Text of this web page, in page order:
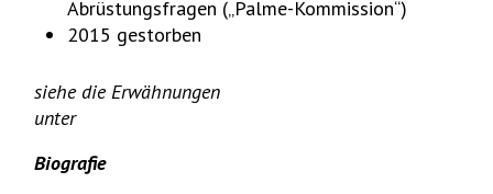
Abrüstungsfragen („Palme-Kommission“)
2015 gestorben
siehe die Erwähnungen
unter
Biografie